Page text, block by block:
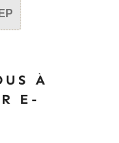
À
E-